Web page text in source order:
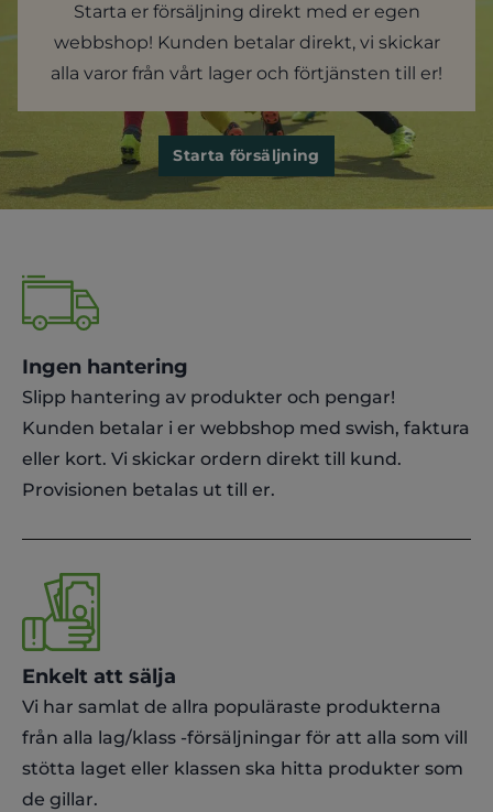
Starta er försäljning direkt med er egen
webbshop! Kunden betalar direkt, vi skickar
alla varor från vårt lager och förtjänsten till er!
Starta försäljning
Ingen hantering
Slipp hantering av produkter och pengar!
Kunden betalar i er webbshop med swish, faktura
eller kort. Vi skickar ordern direkt till kund.
Provisionen betalas ut till er.
Enkelt att sälja
Vi har samlat de allra populäraste produkterna
från alla lag/klass -försäljningar för att alla som vill
stötta laget eller klassen ska hitta produkter som
de gillar.